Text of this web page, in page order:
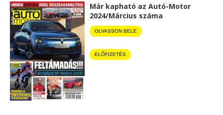
Már kapható az Autó-Motor
2024/Március száma
OLVASSON BELE
ELŐFIZETÉS